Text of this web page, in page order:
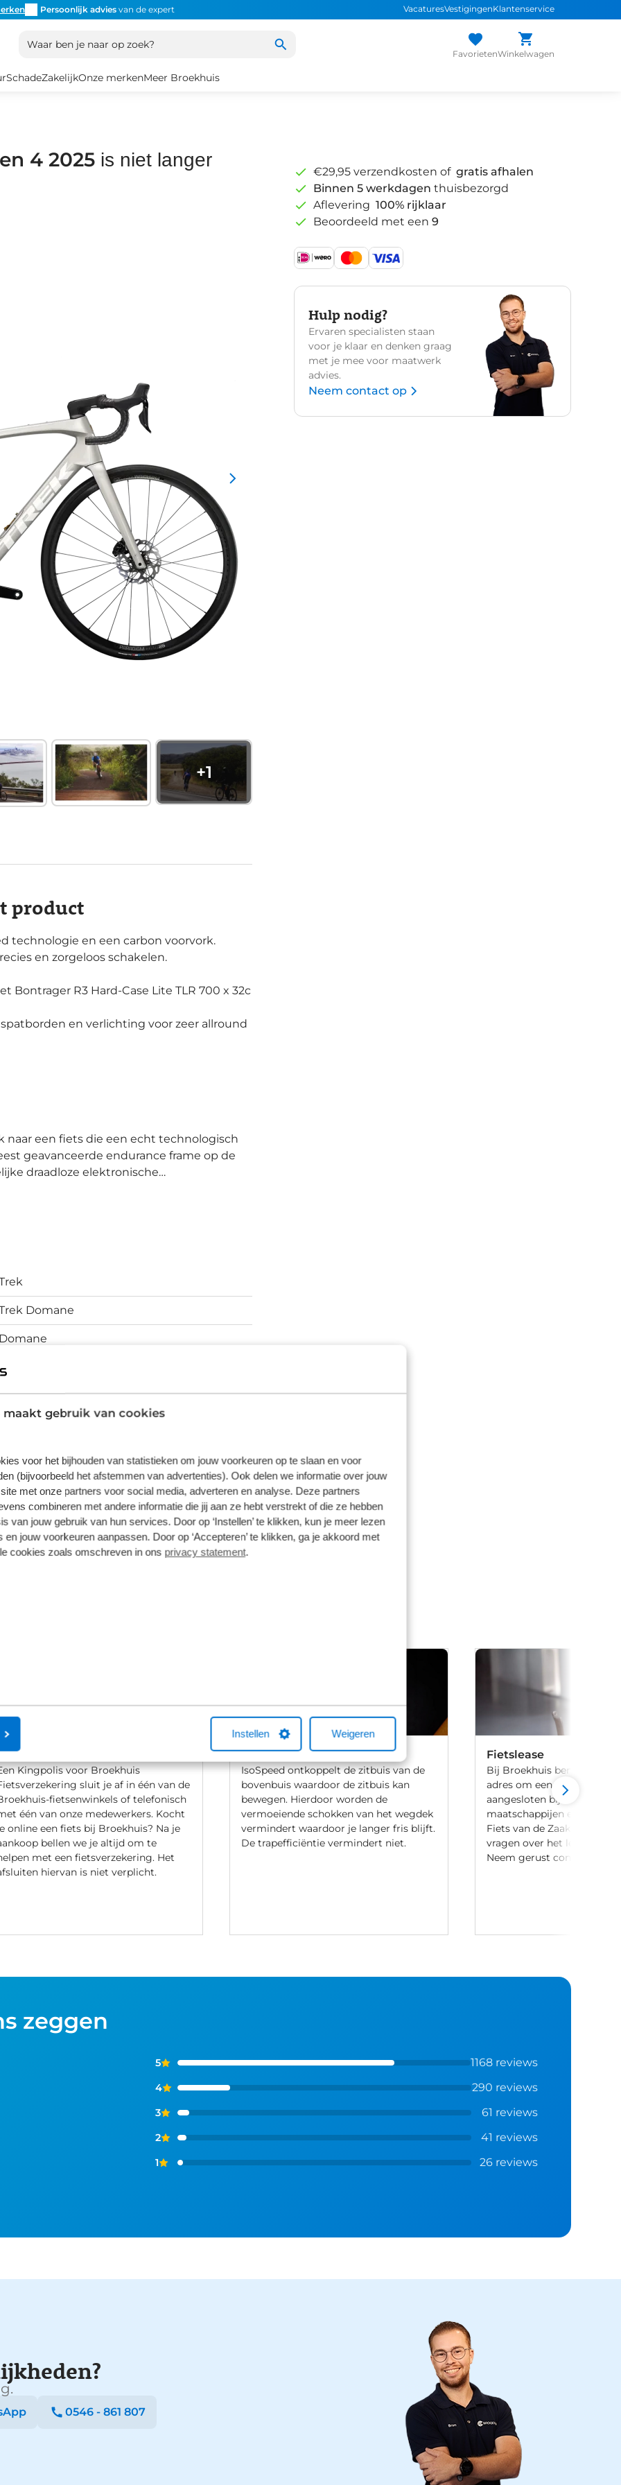
maakt gebruik van cookies
voor het bijhouden van statistieken om jouw voorkeuren op te slaan en voor
(bijvoorbeeld het afstemmen van advertenties). Ook delen we informatie over jouw
met onze partners voor social media, adverteren en analyse. Deze partners
combineren met andere informatie die jij aan ze hebt verstrekt of die ze hebben
van jouw gebruik van hun services. Door op ‘Instellen’ te klikken, kun je meer lezen
jouw voorkeuren aanpassen. Door op ‘Accepteren’ te klikken, ga je akkoord met
cookies zoals omschreven in ons privacy statement.
Instellen Weigeren
Persoonlijk advies van de expert Uniek assortimentsterkemerken
VacaturesVestigingenKlantenservice
Waar ben je naar op zoek?
FavorietenWinkelwagen
SchadeZakelijkOnze merkenMeer Broekhuis
4 2025 is niet langer
+1
€29,95 verzendkosten of gratis afhalen
Binnen 5 werkdagen thuisbezorgd
Aflevering 100% rijklaar
Beoordeeld met een 9
Hulp nodig?
Ervaren specialisten staan
voor je klaar en denken graag
met je mee voor maatwerk
advies.
Neem contact op
product
technologie en een carbon voorvork.
en zorgeloos schakelen.
Bontrager R3 Hard-Case Lite TLR 700 x 32c
en verlichting voor zeer allround
geavanceerde endurance frame op de
draadloze elektronische
de voordelen van snel en betrouwbaar
lichte 500-serie OCLV carbon frame en
Di2-versnellingssysteem. In combinatie
die echte voordelen oplevert als het gaat
wielerwedstrijden of met de meest
Paradigm Comp 25 wielen, brede
stabiliteit op minder perfecte wegen en
vermindert.
Domane
Domane
racefiets
Series OCLV Carbon, IsoSpeed, interne
taps toelopende balhoofdbuis,
142 x 12 mm steekas
Schijfremmen
van de leverancier. Op basis van beschikbaarheid of
Kingpolis voor Broekhuis
sluit je af in één van de
fietsenwinkels of telefonisch
één van onze medewerkers. Kocht
online een fiets bij Broekhuis? Na je
bellen we je altijd om te
met een fietsverzekering. Het
hiervan is niet verplicht.
Trek IsoSpeed
IsoSpeed ontkoppelt de zitbuis van de
bovenbuis waardoor de zitbuis kan
bewegen. Hierdoor worden de
vermoeiende schokken van het wegdek
vermindert waardoor je langer fris blijft.
De trapefficiëntie vermindert niet.
Fietslease
Bij Broekhuis ben je aan
adres om een fiets te
aangesloten bij meerdere
maatschappijen en hebben
Fiets van de Zaak-regeling.
vragen over het leasen van
Neem gerust contact met
zeggen
5 1168 reviews
4 290 reviews
3 61 reviews
2 41 reviews
1 26 reviews
0546 - 861 807